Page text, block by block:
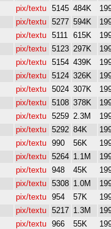
pix/textu 5145 484K
pix/textu 5277 594K
pix/textu 5111 615K
pix/textu 5123 297K
pix/textu 5154 439K
pix/textu 5124 326K
pix/textu 5024 307K
pix/textu 5108 378K
pix/textu 5259 2.3M
pix/textu 5292 84K
pix/textu 990 56K
pix/textu 5264 1.1M
pix/textu 948 45K
pix/textu 5308 1.0M
pix/textu 954 57K
pix/textu 5217 1.3M
pix/textu 966 55K